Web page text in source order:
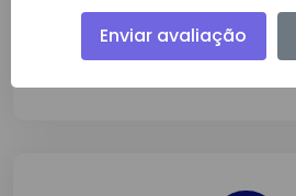
Detalhes
Enviar avaliação